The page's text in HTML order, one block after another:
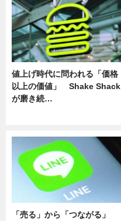
値上げ時代に問われる「価格
以上の価値」 Shake Shack
が磨き続…
「売る」から「つながる」